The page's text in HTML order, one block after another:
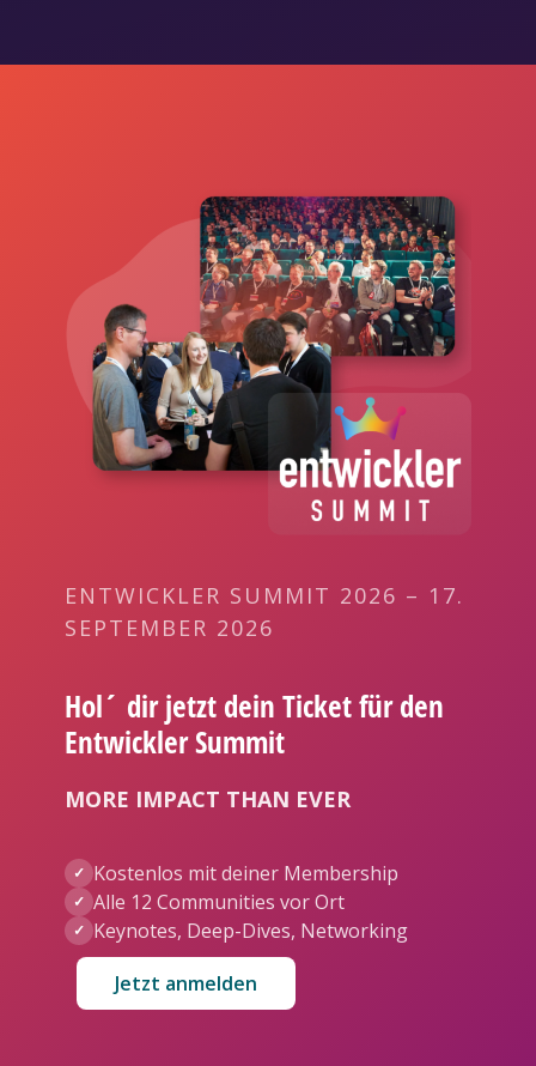
ENTWICKLER SUMMIT 2026 – 17.
SEPTEMBER 2026
Hol´ dir jetzt dein Ticket für den
Entwickler Summit
MORE IMPACT THAN EVER
✓ Kostenlos mit deiner Membership
✓ Alle 12 Communities vor Ort
✓ Keynotes, Deep-Dives, Networking
Jetzt anmelden